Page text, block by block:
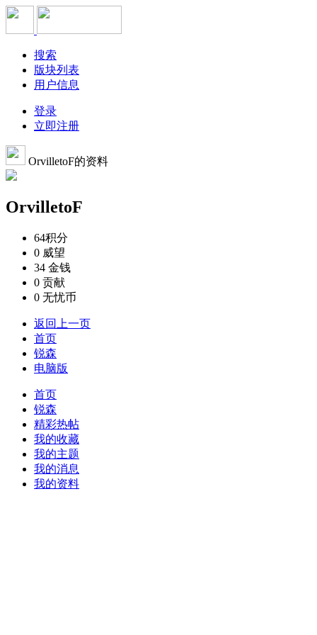
搜索
版块列表
用户信息
登录
立即注册
OrvilletoF的资料
OrvilletoF
64积分
0 威望
34 金钱
0 贡献
0 无忧币
返回上一页
首页
锐森
电脑版
首页
锐森
精彩热帖
我的收藏
我的主题
我的消息
我的资料